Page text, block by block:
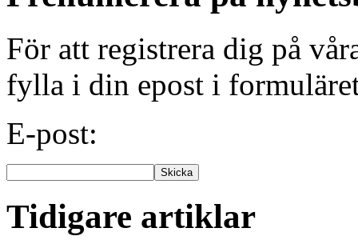
För att registrera dig på
fylla i din epost i
E-post:
Tidigare artiklar